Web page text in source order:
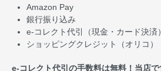
Amazon Pay
銀行振り込み
e-コレクト代引（現金・カード決済）
ショッピングクレジット（オリコ）
e-コレクト代引の手数料は無料！当店で